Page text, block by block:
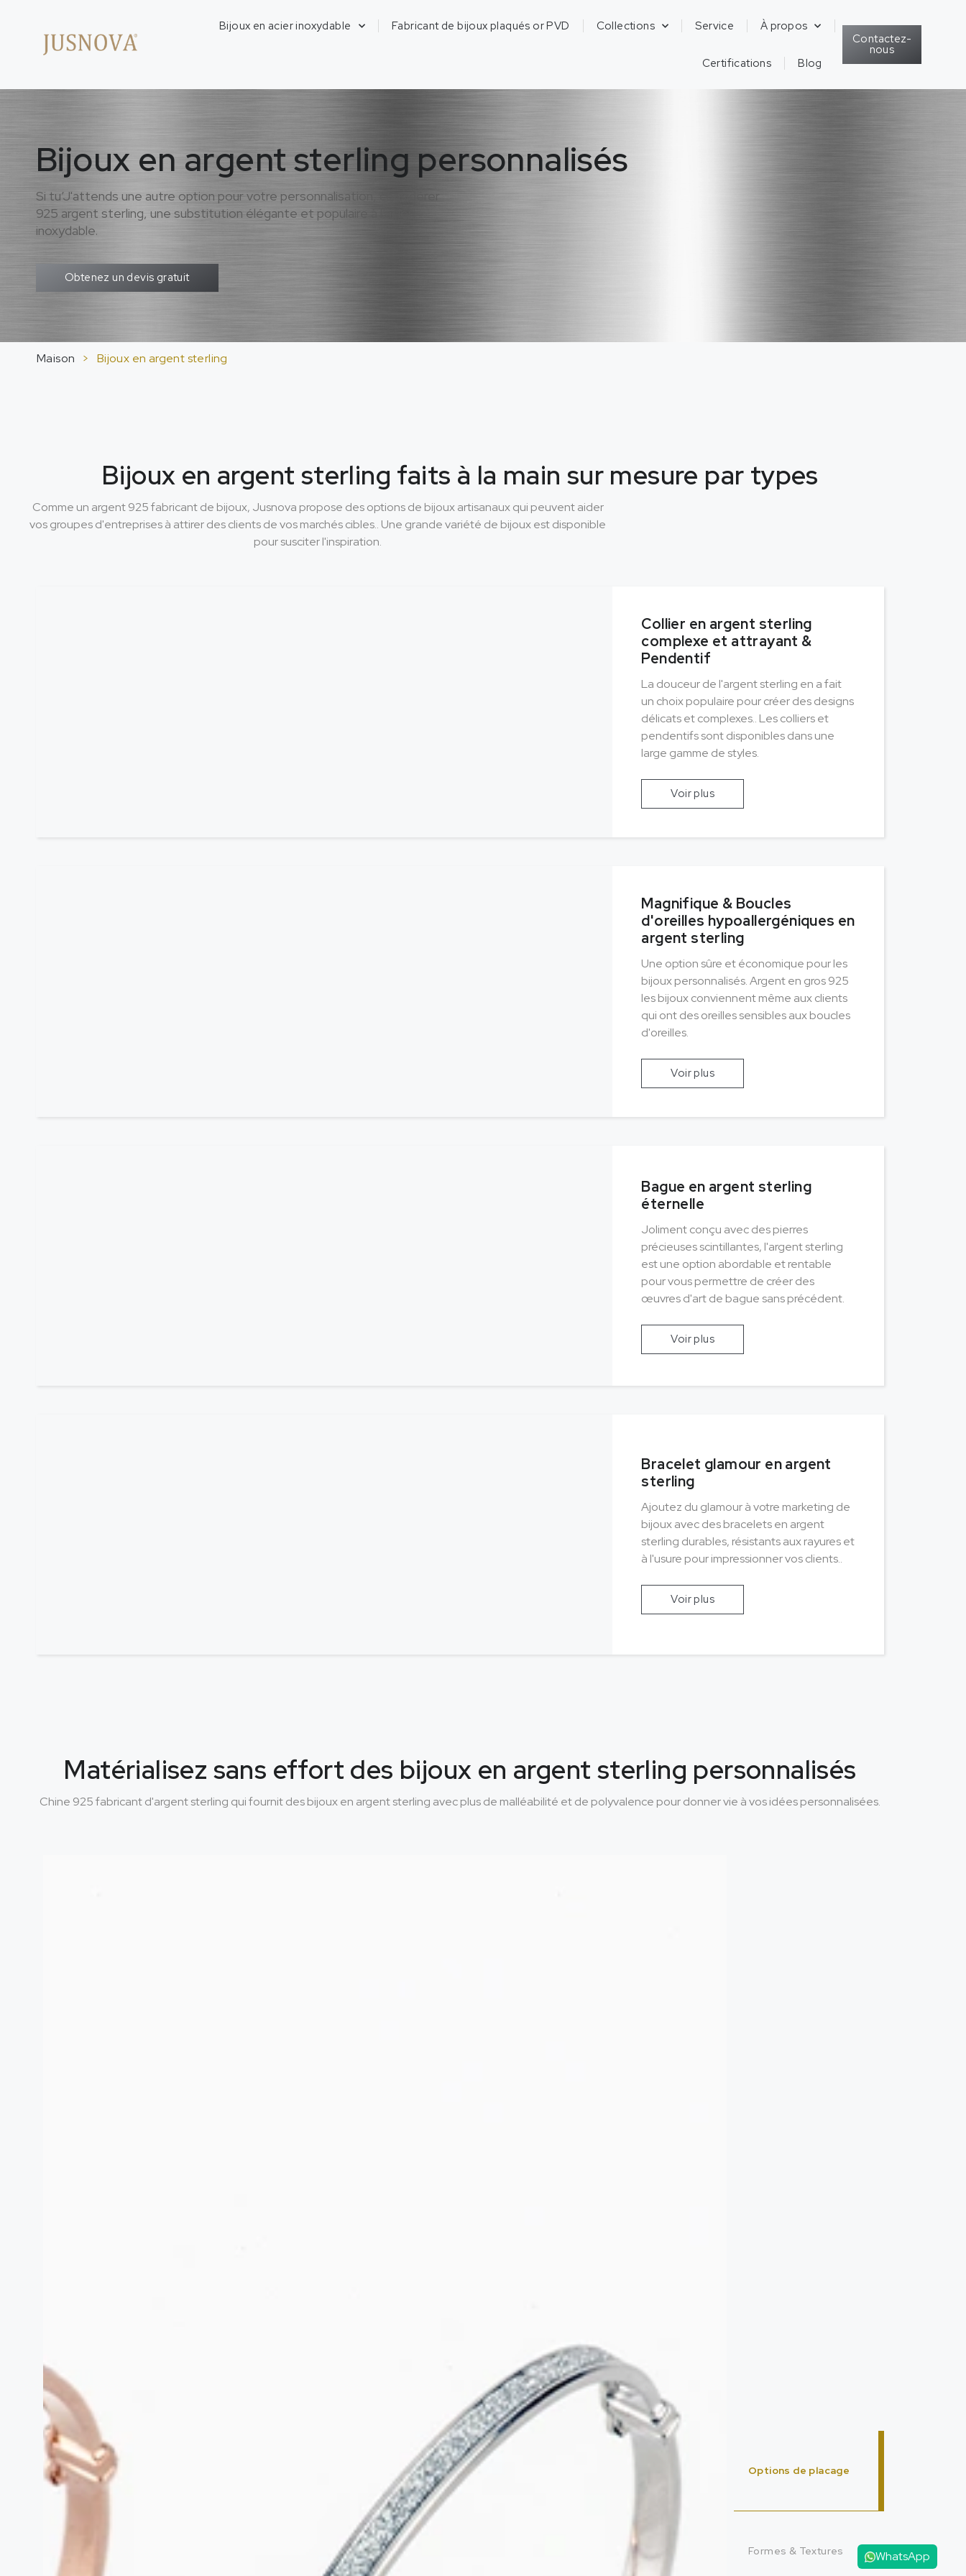
Bijoux en acier inoxydable Fabricant de bijoux plaqués or PVD Collections Service À propos
Certifications Blog
Contactez-
nous
Bijoux en argent sterling personnalisés
Si tu’J'attends une autre option pour votre personnalisation, considérer
925 argent sterling, une substitution élégante et populaire à l’acier
inoxydable.
Obtenez un devis gratuit
Maison > Bijoux en argent sterling
Bijoux en argent sterling faits à la main sur mesure par types
Comme un argent 925 fabricant de bijoux, Jusnova propose des options de bijoux artisanaux qui peuvent aider
vos groupes d'entreprises à attirer des clients de vos marchés cibles.. Une grande variété de bijoux est disponible
pour susciter l'inspiration.
Collier en argent sterling
complexe et attrayant &
Pendentif
La douceur de l'argent sterling en a fait
un choix populaire pour créer des designs
délicats et complexes.. Les colliers et
pendentifs sont disponibles dans une
large gamme de styles.
Voir plus
Magnifique & Boucles
d'oreilles hypoallergéniques en
argent sterling
Une option sûre et économique pour les
bijoux personnalisés. Argent en gros 925
les bijoux conviennent même aux clients
qui ont des oreilles sensibles aux boucles
d'oreilles.
Voir plus
Bague en argent sterling
éternelle
Joliment conçu avec des pierres
précieuses scintillantes, l'argent sterling
est une option abordable et rentable
pour vous permettre de créer des
œuvres d'art de bague sans précédent.
Voir plus
Bracelet glamour en argent
sterling
Ajoutez du glamour à votre marketing de
bijoux avec des bracelets en argent
sterling durables, résistants aux rayures et
à l'usure pour impressionner vos clients..
Voir plus
Matérialisez sans effort des bijoux en argent sterling personnalisés
Chine 925 fabricant d'argent sterling qui fournit des bijoux en argent sterling avec plus de malléabilité et de polyvalence pour donner vie à vos idées personnalisées.
Options de placage
Formes & Textures WhatsApp